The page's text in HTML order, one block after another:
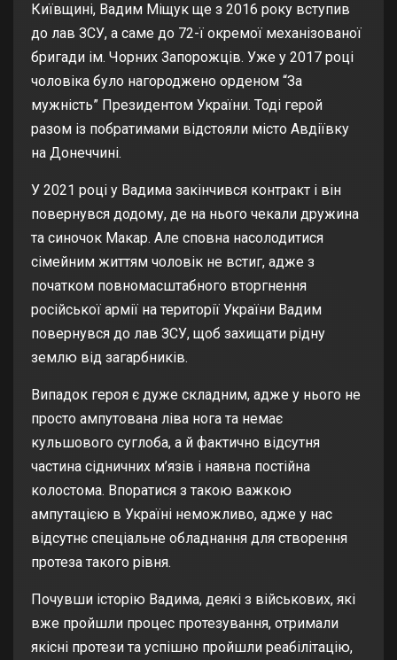
Київщині, Вадим Міщук ще з 2016 року вступив
до лав ЗСУ, а саме до 72-ї окремої механізованої
бригади ім. Чорних Запорожців. Уже у 2017 році
чоловіка було нагороджено орденом “За
мужність” Президентом України. Тоді герой
разом із побратимами відстояли місто Авдіївку
на Донеччині.
У 2021 році у Вадима закінчився контракт і він
повернувся додому, де на нього чекали дружина
та синочок Макар. Але сповна насолодитися
сімейним життям чоловік не встиг, адже з
початком повномасштабного вторгнення
російської армії на території України Вадим
повернувся до лав ЗСУ, щоб захищати рідну
землю від загарбників.
Випадок героя є дуже складним, адже у нього не
просто ампутована ліва нога та немає
кульшового суглоба, а й фактично відсутня
частина сідничних м’язів і наявна постійна
колостома. Впоратися з такою важкою
ампутацією в Україні неможливо, адже у нас
відсутнє спеціальне обладнання для створення
протеза такого рівня.
Почувши історію Вадима, деякі з військових, які
вже пройшли процес протезування, отримали
якісні протези та успішно пройшли реабілітацію,